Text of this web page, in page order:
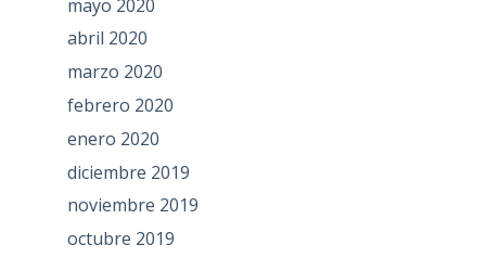
mayo 2020
abril 2020
marzo 2020
febrero 2020
enero 2020
diciembre 2019
noviembre 2019
octubre 2019